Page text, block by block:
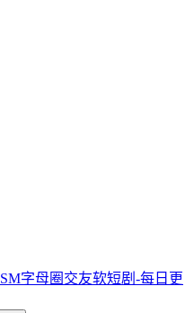
SM字母圈交友软短剧-每日更